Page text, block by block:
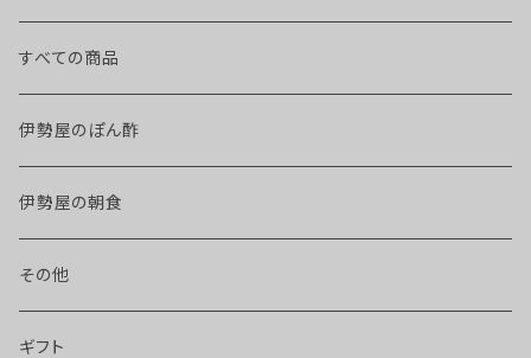
すべての商品
伊勢屋のぽん酢
伊勢屋の朝食
その他
ギフト